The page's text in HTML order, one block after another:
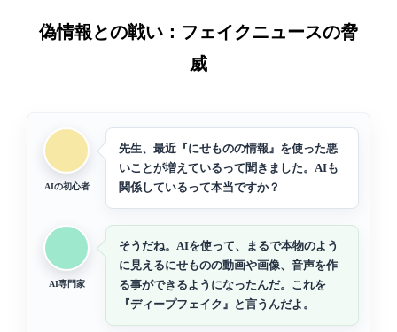
偽情報との戦い：フェイクニュースの脅
威
AIの初心者
先生、最近『にせものの情報』を使った悪
いことが増えているって聞きました。AIも
関係しているって本当ですか？
AI専門家
そうだね。AIを使って、まるで本物のよう
に見えるにせものの動画や画像、音声を作
る事ができるようになったんだ。これを
『ディープフェイク』と言うんだよ。